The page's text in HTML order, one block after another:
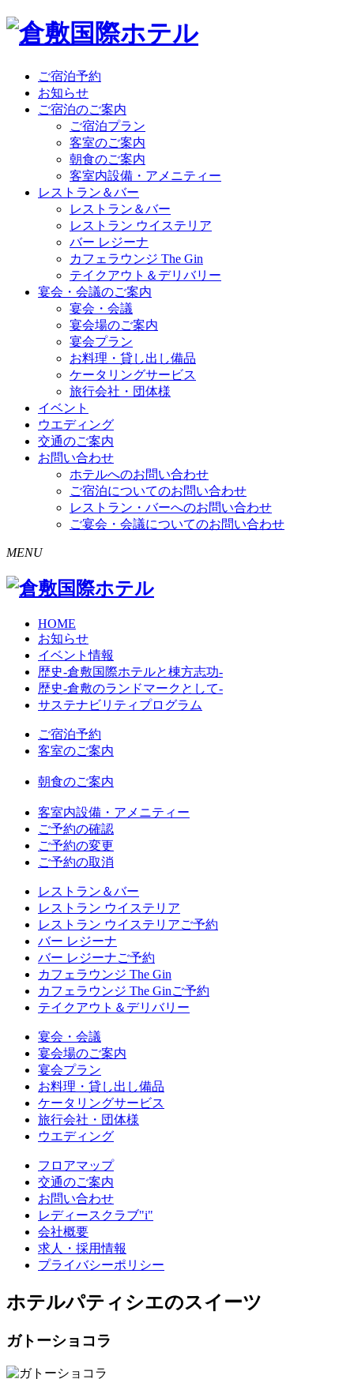
ご宿泊予約
お知らせ
ご宿泊のご案内
ご宿泊プラン
客室のご案内
朝食のご案内
客室内設備・アメニティー
レストラン＆バー
レストラン＆バー
レストラン ウイステリア
バー レジーナ
カフェラウンジ The Gin
テイクアウト＆デリバリー
宴会・会議のご案内
宴会・会議
宴会場のご案内
宴会プラン
お料理・貸し出し備品
ケータリングサービス
旅行会社・団体様
イベント
ウエディング
交通のご案内
お問い合わせ
ホテルへのお問い合わせ
ご宿泊についてのお問い合わせ
レストラン・バーへのお問い合わせ
ご宴会・会議についてのお問い合わせ
MENU
HOME
お知らせ
イベント情報
歴史-倉敷国際ホテルと棟方志功-
歴史-倉敷のランドマークとして-
サステナビリティプログラム
ご宿泊予約
客室のご案内
朝食のご案内
客室内設備・アメニティー
ご予約の確認
ご予約の変更
ご予約の取消
レストラン＆バー
レストラン ウイステリア
レストラン ウイステリアご予約
バー レジーナ
バー レジーナご予約
カフェラウンジ The Gin
カフェラウンジ The Ginご予約
テイクアウト＆デリバリー
宴会・会議
宴会場のご案内
宴会プラン
お料理・貸し出し備品
ケータリングサービス
旅行会社・団体様
ウエディング
フロアマップ
交通のご案内
お問い合わせ
レディースクラブ"i"
会社概要
求人・採用情報
プライバシーポリシー
ホテルパティシエのスイーツ
ガトーショコラ